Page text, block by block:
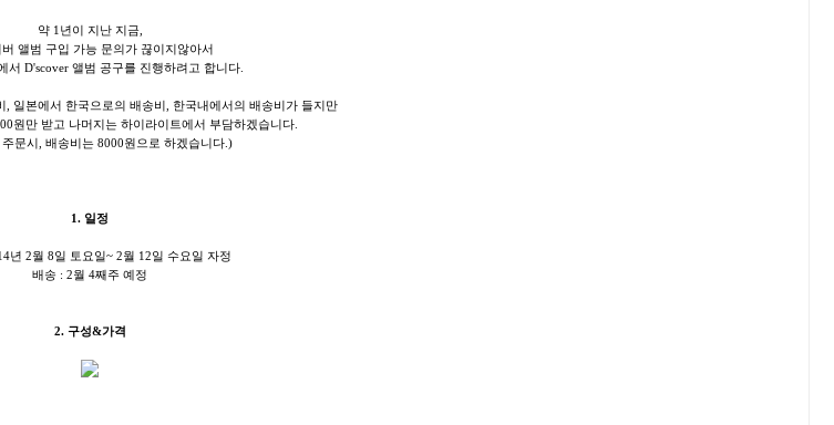
약 1년이 지난 지금,
버 앨범 구입 가능 문의가 끊이지않아서
서 D'scover 앨범 공구를 진행하려고 합니다.
, 일본에서 한국으로의 배송비, 한국내에서의 배송비가 들지만
원만 받고 나머지는 하이라이트에서 부담하겠습니다.
문시, 배송비는 8000원으로 하겠습니다.)
1. 일정
년 2월 8일 토요일~ 2월 12일 수요일 자정
배송 : 2월 4째주 예정
2. 구성&가격